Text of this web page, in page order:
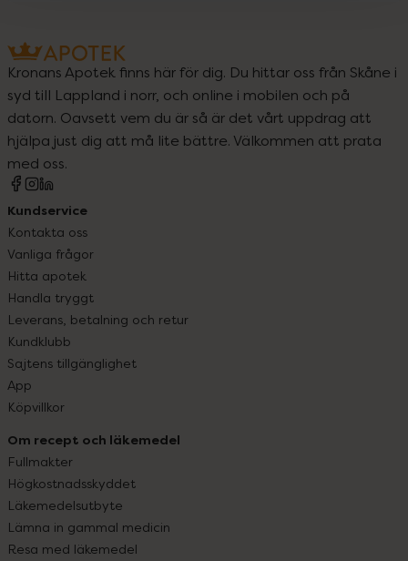
Kronans Apotek finns här för dig. Du hittar oss från Skåne i
syd till Lappland i norr, och online i mobilen och på
datorn. Oavsett vem du är så är det vårt uppdrag att
hjälpa just dig att må lite bättre. Välkommen att prata
med oss.
Kundservice
Kontakta oss
Vanliga frågor
Hitta apotek
Handla tryggt
Leverans, betalning och retur
Kundklubb
Sajtens tillgänglighet
App
Köpvillkor
Om recept och läkemedel
Fullmakter
Högkostnadsskyddet
Läkemedelsutbyte
Lämna in gammal medicin
Resa med läkemedel